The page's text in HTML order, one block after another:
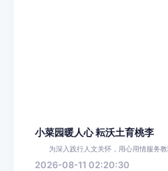
小菜园暖人心 耘沃土育桃李
为深入践行人文关怀，用心用情服务教
2026-08-11 02:20:30